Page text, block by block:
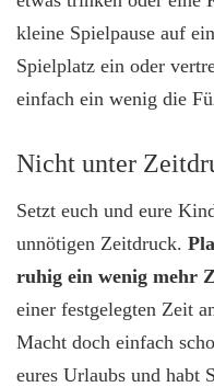
kleine Spielpause auf
Spielplatz ein oder
einfach ein wenig die
Nicht unter
Setzt euch und eure
unnötigen Zeitdruck.
ruhig ein wenig mehr
einer festgelegten Zeit
Macht doch einfach
eures Urlaubs und habt